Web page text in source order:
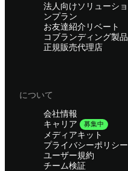
法人向けソリューショ
ンプラン
お友達紹介リベート
コブランディング製品
正規販売代理店
について
会社情報
キャリア
募集中
メディアキット
プライバシーポリシー
ユーザー規約
チーム検証